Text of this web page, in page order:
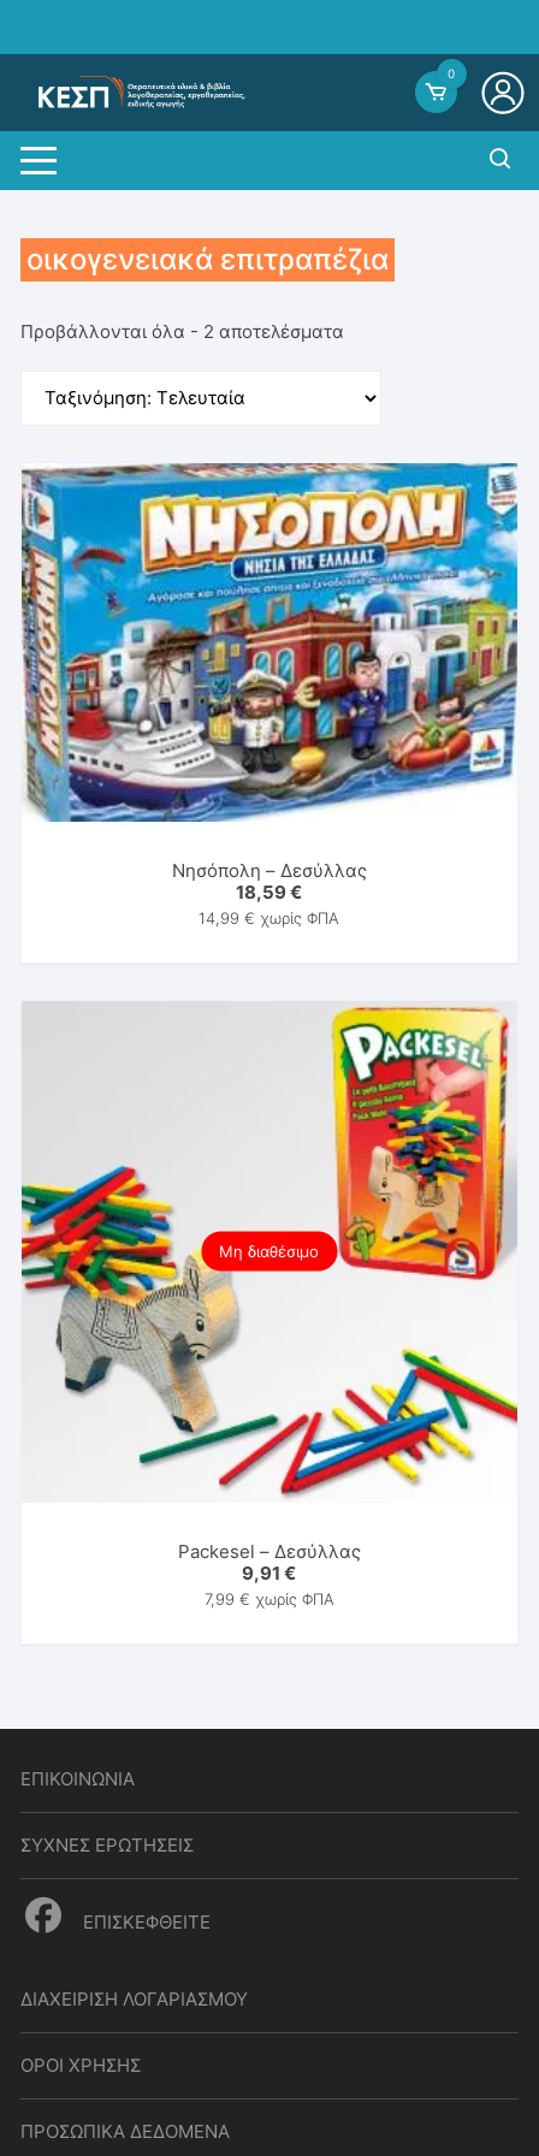
0
οικογενειακά επιτραπέζια
Προβάλλονται όλα - 2 αποτελέσματα
Νησόπολη – Δεσύλλας
18,59€
14,99€ χωρίς ΦΠΑ
Μη διαθέσιμο
Packesel – Δεσύλλας
9,91€
7,99 € χωρίς ΦΠΑ
ΕΠΙΚΟΙΝΩΝΙΑ
ΣΥΧΝΕΣ ΕΡΩΤΗΣΕΙΣ
ΕΠΙΣΚΕΦΘΕΙΤΕ
ΔΙΑΧΕΙΡΙΣΗ ΛΟΓΑΡΙΑΣΜΟΥ
ΟΡΟΙ ΧΡΗΣΗΣ
ΠΡΟΣΩΠΙΚΑ ΔΕΔΟΜΕΝΑ